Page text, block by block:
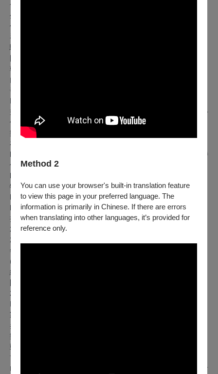
Method 2
You can use your browser's built-in translation feature
to view this page in your preferred language. The
information is primarily in Chinese. If there are errors
when translating into other languages, it’s provided for
reference only.
~國中連續四年擔任學校弦樂團首席，歷年在台北市及全國學
生音樂比賽弦樂合奏、弦樂四重奏、個人獨奏各項目屢獲特優
佳績，小學六年級錄取「台北愛樂少年樂團」擔任第一小提
琴，四年期間於國家音樂廳與國外累積近20場管弦樂曲演出經
驗。
國三時立定志向，報考國立台南藝術大學七年一貫制音樂系，
朝音樂專業生涯目標邁進。就讀南藝高中部三年期間多次自校
內外大師班甄選脫穎而出，獲選示範演奏，接受包括曾耿元、
辛明峰、寧鋒、Vesselin Paraschkevov、Lev Solodovnikov、
Robert Chen、Benjamin Beilman 等國內外大師個別指導，獲
益匪淺。2023~2025年連續三年獲選南藝大音樂系「明日之星-
傳承」年度音樂會演出代表，於台中歌劇院、高雄衛武營等音
樂廳獨奏與室內樂演出。
在個人比賽方面，近三年曾獲主要獎項包括：
l
學年度全國學生音樂比賽小提琴獨奏高中職A組第一名特
優
l
特優
l
2023年第十五屆台灣弦樂團小提琴比賽青少年組決賽優勝
l
North American Virtuoso International Music Competition
提琴獨奏青少年組金獎(2022) / 青年組白金首獎(2023)
2021年8月於台北松菸誠品表演廳舉行首次個人獨奏會。
2022、2023連續兩年錄取國立台灣交響樂團(NTSO)國際青少
年管絃樂營，2023、2024連續兩年入選國家青年交響樂團
(NSYO)，由國家交響樂團(NSO)音樂總監 Jun Märkl 親自訓
練指揮。博元擔任聲部與樂團副首席，於集訓與國內外巡演期
間表現優異，連續兩年獲頒傑出團員獎及下屆免甄試資格。
2024年7月參與總統府音樂會演出，並於2024年9月獲選為
NSYO Soloists室內樂團演出代表，在國家演奏廳與NSO音樂
家們共同演出「夢響
參與NSO年度「青年音樂家茁壯計畫」，在NSO樂團首席音
樂家們帶領下走訪偏鄉學校，參與古典音樂藝術教育推廣活
動。
博元於今年二月赴美參加四所知名音樂院入學考試，包括舊金
山音樂院(San Francisco Conservatory of Music)、克里夫蘭音